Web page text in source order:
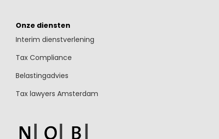
Onze diensten
Interim dienstverlening
Tax Compliance
Belastingadvies
Tax lawyers Amsterdam